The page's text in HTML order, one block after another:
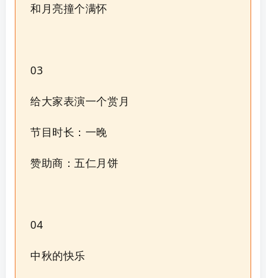
和月亮撞个满怀
03
给大家表演一个赏月
节目时长：一晚
赞助商：五仁月饼
04
中秋的快乐